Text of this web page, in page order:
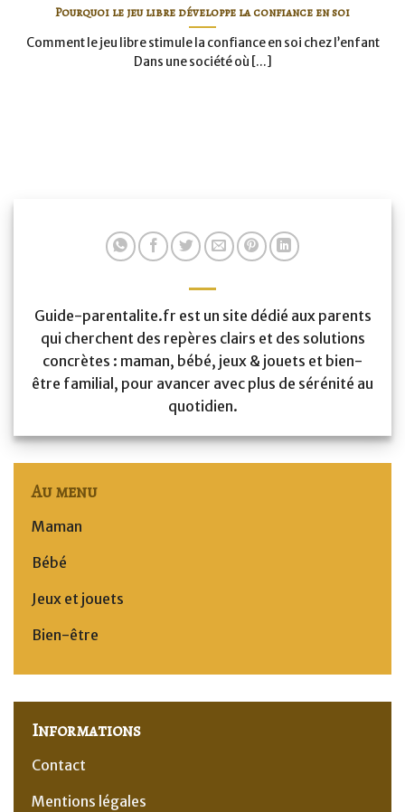
Pourquoi le jeu libre développe la confiance en soi
Comment le jeu libre stimule la confiance en soi chez l’enfant
Dans une société où [...]
Guide-parentalite.fr est un site dédié aux parents
qui cherchent des repères clairs et des solutions
concrètes : maman, bébé, jeux & jouets et bien-
être familial, pour avancer avec plus de sérénité au
quotidien.
Au menu
Maman
Bébé
Jeux et jouets
Bien-être
Informations
Contact
Mentions légales